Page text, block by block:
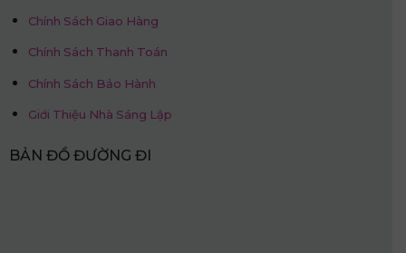
Chính Sách Giao Hàng
Chính Sách Thanh Toán
Chính Sách Bảo Hành
Giới Thiệu Nhà Sáng Lập
BẢN ĐỒ ĐƯỜNG ĐI